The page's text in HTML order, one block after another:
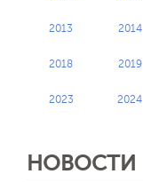
2013 2014
2018 2019
2023 2024
НОВОСТИ